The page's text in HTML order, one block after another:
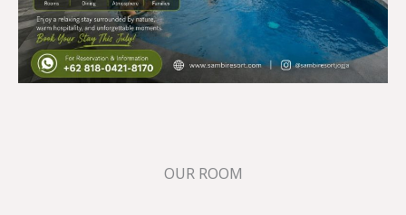
OUR ROOM